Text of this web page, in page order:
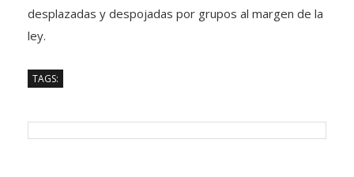
desplazadas y despojadas por grupos al margen de la
ley.
TAGS: